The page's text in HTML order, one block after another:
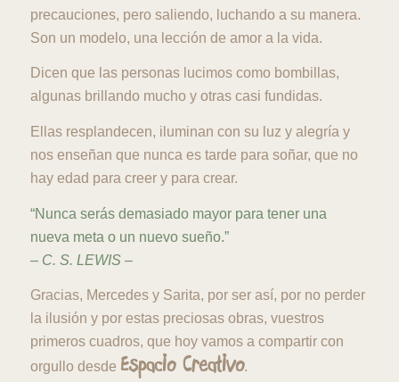
precauciones, pero saliendo, luchando a su manera.
Son un modelo, una lección de amor a la vida.
Dicen que las personas lucimos como bombillas,
algunas brillando mucho y otras casi fundidas.
Ellas resplandecen, iluminan con su luz y alegría y
nos enseñan que nunca es tarde para soñar, que no
hay edad para creer y para crear.
“Nunca serás demasiado mayor para tener una
nueva meta o un nuevo sueño.”
– C. S. LEWIS –
Gracias, Mercedes y Sarita, por ser así, por no perder
la ilusión y por estas preciosas obras, vuestros
primeros cuadros, que hoy vamos a compartir con
orgullo desde Espacio Creativo.